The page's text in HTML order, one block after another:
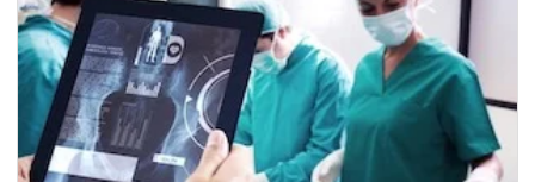
Sensorintegratie
Sensortechnologieën
Supply chain management